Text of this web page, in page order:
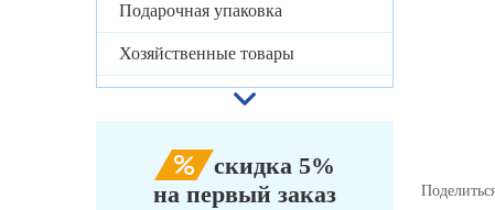
Подарочная упаковка
Хозяйственные товары
скидка 5%
на первый заказ